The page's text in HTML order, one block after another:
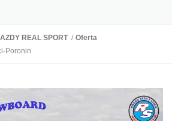
REAL SPORT
Oferta
Poronin